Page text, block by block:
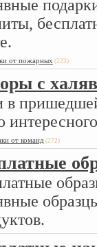
от пожарных (223)
с
в
от команд (272)